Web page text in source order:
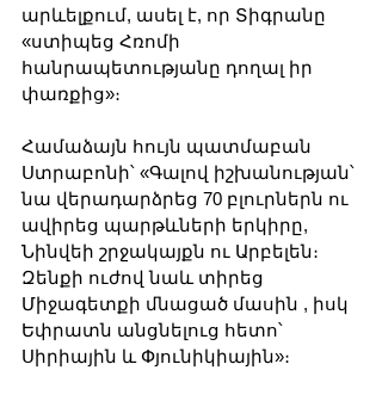
արևելքում, ասել է, որ Տիգրանը
«ստիպեց Հռոմի
հանրապետությանը դողալ իր
փառքից»։
Համաձայն հույն պատմաբան
Ստրաբոնի՝ «Գալով իշխանության՝
նա վերադարձրեց 70 բլուրներն ու
ավիրեց պարթևների երկիրը,
Նինվեի շրջակայքն ու Արբելեն։
Զենքի ուժով նաև տիրեց
Միջագետքի մնացած մասին , իսկ
Եփրատն անցնելուց հետո՝
Սիրիային և Փյունիկիային»։